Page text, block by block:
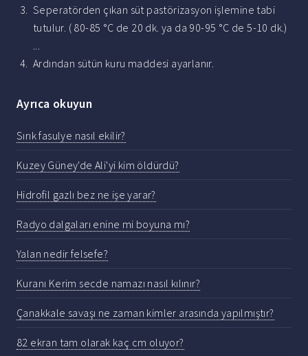
Seperatörden çıkan süt pastörizasyon işlemine tabi
tutulur. ( 80-85 °C de 20 dk. ya da 90-95 °C de 5-10 dk.)
...
Ardından sütün kuru maddesi ayarlanır.
Ayrıca okuyun
Sırık fasulye nasıl ekilir?
Kuzey Güney'de Ali'yi kim öldürdü?
Hidrofil gazlı bez ne işe yarar?
Radyo dalgaları enine mi boyuna mı?
Yalan nedir felsefe?
Kuranı Kerim secde namazı nasıl kılınır?
Çanakkale savaşı ne zaman kimler arasında yapılmıştır?
82 ekran tam olarak kaç cm oluyor?